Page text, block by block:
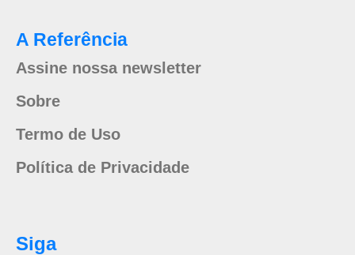
A Referência
Assine nossa newsletter
Sobre
Termo de Uso
Política de Privacidade
Siga